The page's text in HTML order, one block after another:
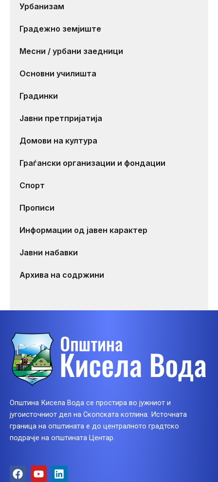
Урбанизам
Градежно земјиште
Месни / урбани заедници
Основни училишта
Градинки
Јавни претпријатија
Домови на култура
Граѓански организации и фондации
Спорт
Прописи
Информации од јавен карактер
Јавни набавки
Архива на содржини
Општина Кисела Вода се простира во јужниот и
југоисточниот дел на Скопската котлина. Источната
граница на општината е до централното градтско
подрачје на општината Центар.
F
Y
L